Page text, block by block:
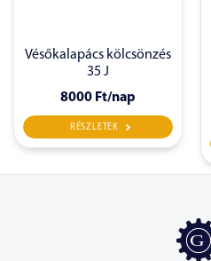
Vésőkalapács kölcsönzés
35 J
8000 Ft/nap
RÉSZLETEK